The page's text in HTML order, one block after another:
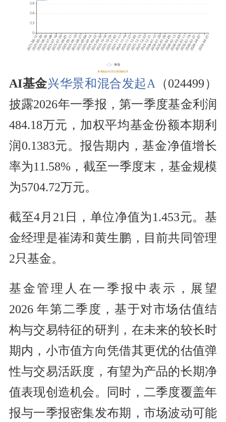
AI基金兴华景和混合发起A （024499）
披露2026年一季报，第一季度基金利润
484.18万元，加权平均基金份额本期利
润0.1383元。报告期内，基金净值增长
率为11.58%，截至一季度末，基金规模
为5704.72万元。
截至4月21日，单位净值为1.453元。基
金经理是崔涛和黄生鹏，目前共同管理
2只基金。
基金管理人在一季报中表示，展望
2026 年第二季度，基于对市场估值结
构与交易特征的研判，在未来的较长时
期内，小市值方向凭借其更优的估值弹
性与交易活跃度，有望为产品的长期净
值表现创造机会。同时，二季度覆盖年
报与一季报密集发布期，市场波动可能